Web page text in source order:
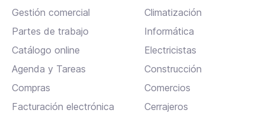
Gestión comercial
Partes de trabajo
Catálogo online
Agenda y Tareas
Compras
Facturación electrónica
Climatización
Informática
Electricistas
Construcción
Comercios
Cerrajeros